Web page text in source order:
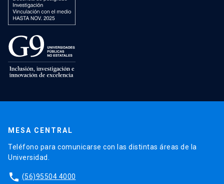
MESA CENTRAL
Teléfono para comunicarse con las distintas áreas de la
Universidad.
phone (56)95504 4000